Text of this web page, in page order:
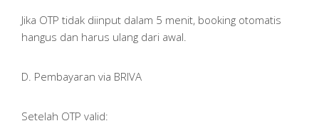
Jika OTP tidak diinput dalam 5 menit, booking otomatis
hangus dan harus ulang dari awal.
D. Pembayaran via BRIVA
Setelah OTP valid: